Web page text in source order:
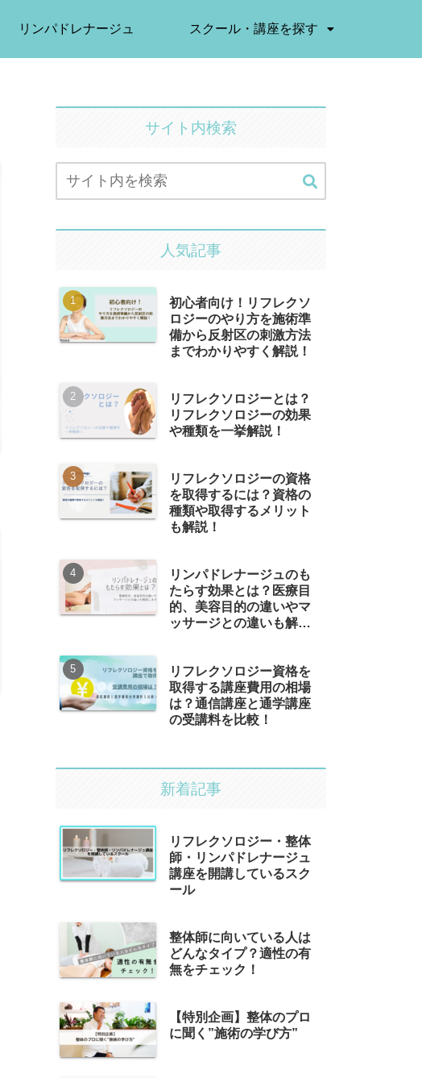
リンパドレナージュ スクール・講座を探す
サイト内検索
人気記事
初心者向け！リフレクソ
ロジーのやり方を施術準
備から反射区の刺激方法
までわかりやすく解説！
リフレクソロジーとは？
リフレクソロジーの効果
や種類を一挙解説！
リフレクソロジーの資格
を取得するには？資格の
種類や取得するメリット
も解説！
リンパドレナージュのも
たらす効果とは？医療目
的、美容目的の違いやマ
ッサージとの違いも解説
リフレクソロジー資格を
取得する講座費用の相場
は？通信講座と通学講座
の受講料を比較！
新着記事
リフレクソロジー・整体
師・リンパドレナージュ
講座を開講しているスク
ール
整体師に向いている人は
どんなタイプ？適性の有
無をチェック！
【特別企画】整体のプロ
に聞く”施術の学び方”